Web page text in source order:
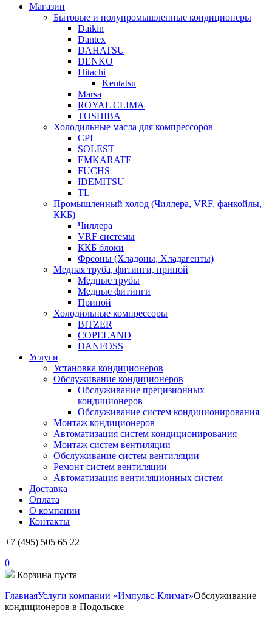
Магазин
Бытовые и полупромышленные кондиционеры
Daikin
Dantex
DAHATSU
DENKO
Hitachi
Kentatsu
Marsa
ROYAL CLIMA
TOSHIBA
Холодильные масла для компрессоров
CPI
SOLEST
EMKARATE
FUCHS
IDEMITSU
TL
Промышленный холод (Чиллера, VRF, фанкойлы,
ККБ)
Чиллера
VRF системы
ККБ блоки
Фреоны (Хладоны, Хладагенты)
Медная труба, фитинги, припой
Медные трубы
Медные фитинги
Припой
Холодильные компрессоры
BITZER
COPELAND
DANFOSS
Услуги
Установка кондиционеров
Обслуживание кондиционеров
Обслуживание прецизионных
кондиционеров
Обслуживание систем кондиционирования
Монтаж кондиционеров
Автоматизация систем кондиционирования
Монтаж систем вентиляции
Обслуживание систем вентиляции
Ремонт систем вентиляции
Автоматизация вентиляционных систем
Доставка
Оплата
О компании
Контакты
+7 (495) 505 65 22
0
Корзина пуста
ГлавнаяУслуги компании «Импульс-Климат»Обслуживание
кондиционеров в Подольске